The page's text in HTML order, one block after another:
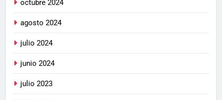
octubre 2024
agosto 2024
julio 2024
junio 2024
julio 2023